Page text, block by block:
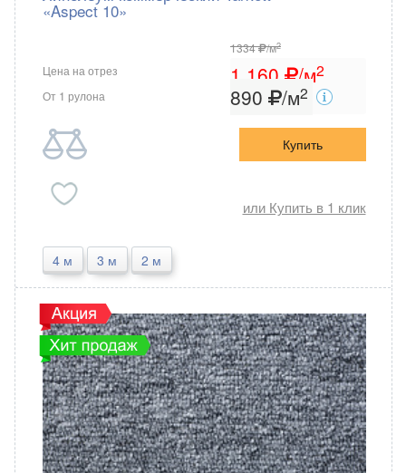
«Aspect 10»
Цена на отрез
От 1 рулона
1334 /м2
1 160 /м2
890 /м2
Купить
или Купить в 1 клик
4 м 3 м 2 м